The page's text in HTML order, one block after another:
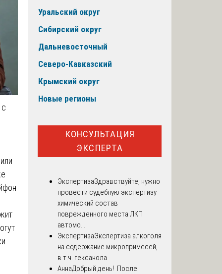
Уральский округ
Сибирский округ
Дальневосточный
Северо-Кавказский
Крымский округ
Новые регионы
КОНСУЛЬТАЦИЯ
ЭКСПЕРТА
ЭкспертизаЗдравствуйте, нужно
провести судебную экспертизу
химический состав
поврежденного места ЛКП
автомо...
ЭкспертизаЭкспертиза алкоголя
на содержание микропримесей,
в т.ч. гексанола
АннаДобрый день! После